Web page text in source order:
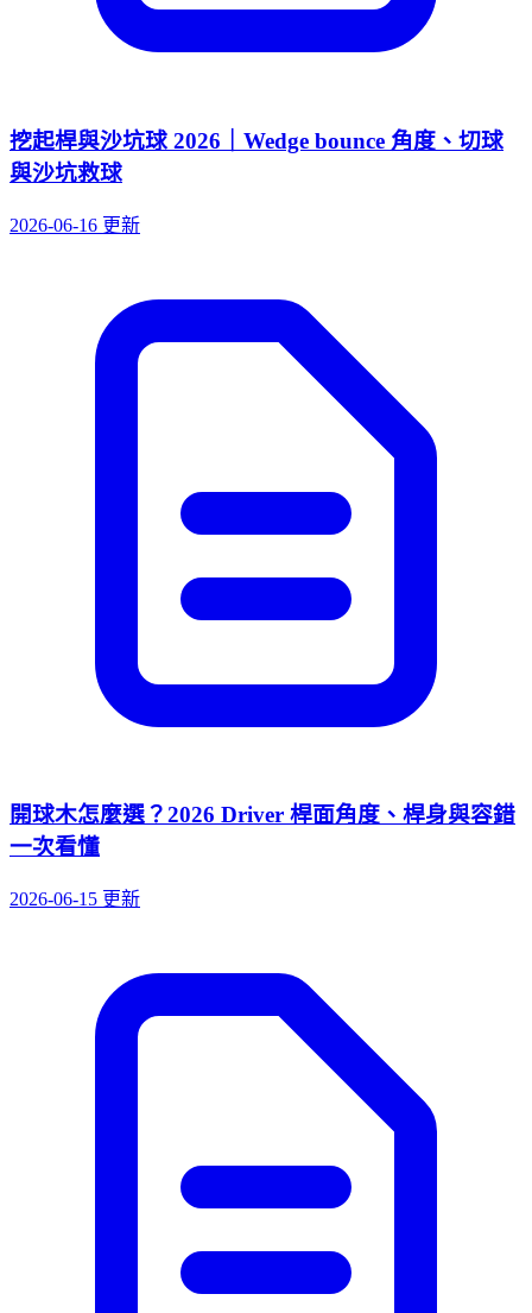
挖起桿與沙坑球 2026｜Wedge bounce 角度、切球
與沙坑救球
2026-06-16 更新
開球木怎麼選？2026 Driver 桿面角度、桿身與容錯
一次看懂
2026-06-15 更新